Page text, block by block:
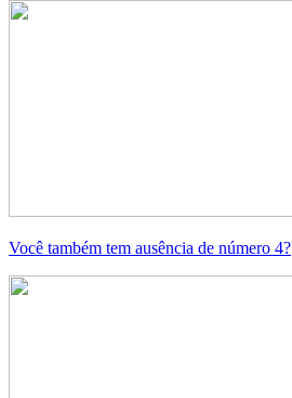
Você também tem ausência de número 4?